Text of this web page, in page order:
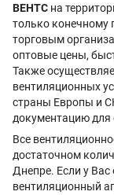
ВЕНТС на
только конечному
торговым
оптовые цены,
Также
вентиляционных
страны Европы и
документацию
Все
достаточном
Днепре. Если у Вас
вентиляционный